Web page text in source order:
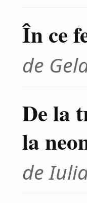
În ce
de
De la
la
de